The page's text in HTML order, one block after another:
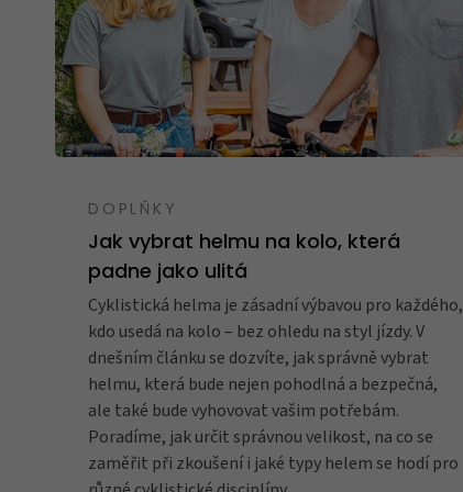
DOPLŇKY
Jak vybrat helmu na kolo, která
padne jako ulitá
Cyklistická helma je zásadní výbavou pro každého,
kdo usedá na kolo – bez ohledu na styl jízdy. V
dnešním článku se dozvíte, jak správně vybrat
helmu, která bude nejen pohodlná a bezpečná,
ale také bude vyhovovat vašim potřebám.
Poradíme, jak určit správnou velikost, na co se
zaměřit při zkoušení i jaké typy helem se hodí pro